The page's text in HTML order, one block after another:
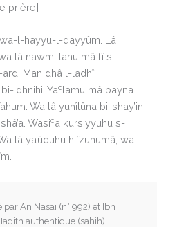
prière]
l-hayyu-l-qayyûm. Lâ
lâ nawm, lahu mâ fî s-
Man dhâ l-ladhî
idhnihi. Yaclamu mâ bayna
Wa lâ yuhîtûna bi-shay’in
Wasica kursiyyuhu s-
lâ ya’ûduhu hifzuhumâ, wa
par An Nasai (n° 992) et Ibn
authentique (sahih).